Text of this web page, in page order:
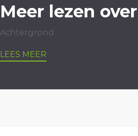
Meer lezen
Achtergrond
LEES MEER